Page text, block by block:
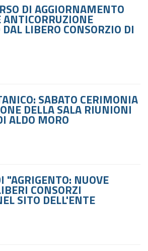
DI AGGIORNAMENTO
LIBERO CONSORZIO DI
SABATO CERIMONIA
DELLA SALA RIUNIONI
ALDO MORO
"AGRIGENTO: NUOVE
CONSORZI
SITO DELL'ENTE